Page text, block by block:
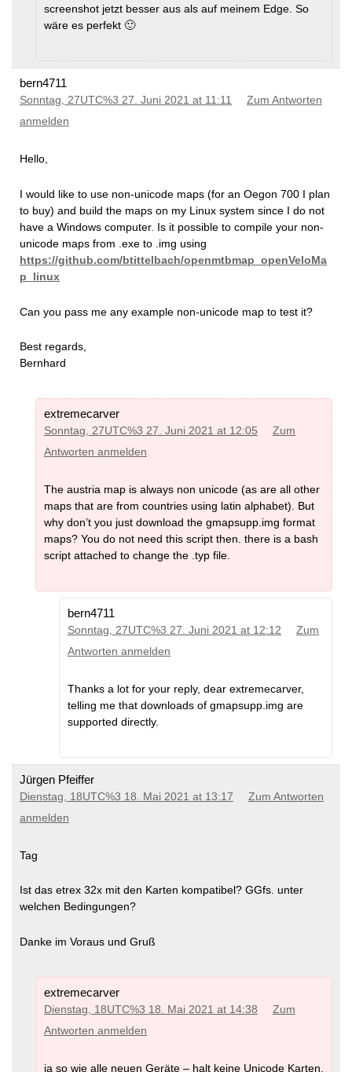
screenshot jetzt besser aus als auf meinem Edge. So
wäre es perfekt 🙂
bern4711
Sonntag, 27UTC%3 27. Juni 2021 at 11:11
Zum Antworten
anmelden
Hello,
I would like to use non-unicode maps (for an Oegon 700 I plan
to buy) and build the maps on my Linux system since I do not
have a Windows computer. Is it possible to compile your non-
unicode maps from .exe to .img using
https://github.com/btittelbach/openmtbmap_openVeloMa
p_linux
Can you pass me any example non-unicode map to test it?
Best regards,
Bernhard
extremecarver
Sonntag, 27UTC%3 27. Juni 2021 at 12:05
Zum
Antworten anmelden
The austria map is always non unicode (as are all other
maps that are from countries using latin alphabet). But
why don’t you just download the gmapsupp.img format
maps? You do not need this script then. there is a bash
script attached to change the .typ file.
bern4711
Sonntag, 27UTC%3 27. Juni 2021 at 12:12
Zum
Antworten anmelden
Thanks a lot for your reply, dear extremecarver,
telling me that downloads of gmapsupp.img are
supported directly.
Jürgen Pfeiffer
Dienstag, 18UTC%3 18. Mai 2021 at 13:17
Zum Antworten
anmelden
Tag
Ist das etrex 32x mit den Karten kompatibel? GGfs. unter
welchen Bedingungen?
Danke im Voraus und Gruß
extremecarver
Dienstag, 18UTC%3 18. Mai 2021 at 14:38
Zum
Antworten anmelden
ja so wie alle neuen Geräte – halt keine Unicode Karten.